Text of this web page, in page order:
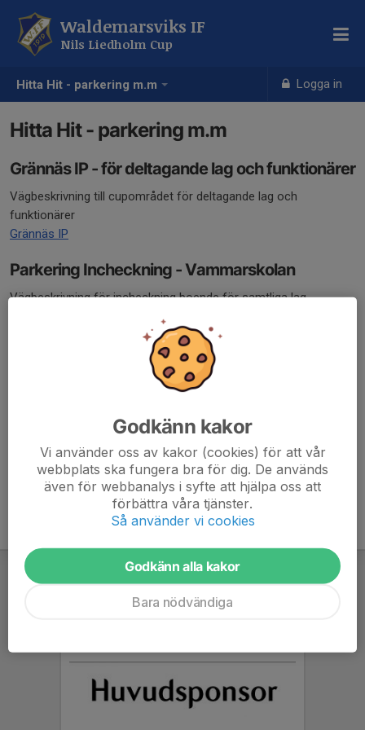
Hitta Hit - parkering m.m Logga in
Waldemarsviks IF
Nils Liedholm Cup
Hitta Hit - parkering m.m
Grännäs IP - för deltagande lag och funktionärer
Vägbeskrivning till cupområdet för deltagande lag och
funktionärer
Grännäs IP
Parkering Incheckning - Vammarskolan
Vägbeskrivning för incheckning boende för samtliga lag.
Lunch & middag på Grännäs dansbana
Parkering publik - Gratis parkering
Vägbeskrivning för publik. Skyltning finns
Parkering Publik
Godkänn kakor
Vi använder oss av kakor (cookies) för att vår
webbplats ska fungera bra för dig. De används
även för webbanalys i syfte att hjälpa oss att
förbättra våra tjänster.
Så använder vi cookies
Godkänn alla kakor
Bara nödvändiga